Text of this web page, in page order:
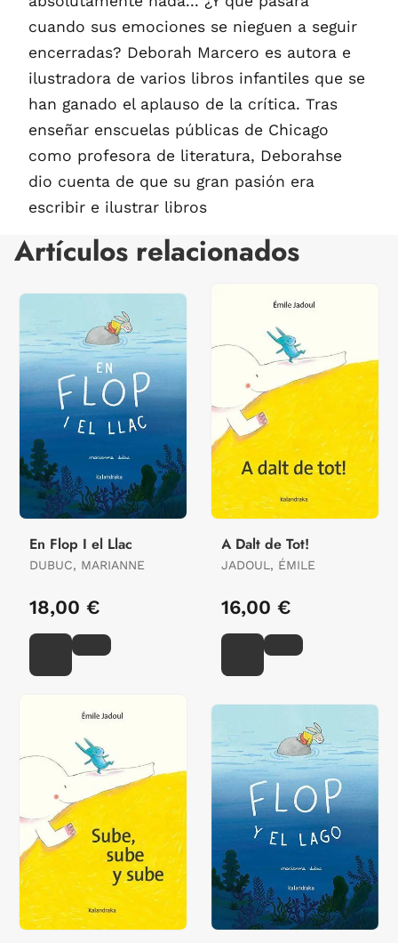
cuando sus emociones se nieguen a seguir
encerradas? Deborah Marcero es autora e
ilustradora de varios libros infantiles que se
han ganado el aplauso de la crítica. Tras
enseñar enscuelas públicas de Chicago
como profesora de literatura, Deborahse
dio cuenta de que su gran pasión era
escribir e ilustrar libros
Artículos relacionados
En Flop I el Llac
DUBUC, MARIANNE
18,00 €
A Dalt de Tot!
JADOUL, ÉMILE
16,00 €